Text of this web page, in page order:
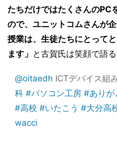
たちだけではたくさんのPC
ので、ユニットコムさんが
授業は、生徒たちにとって
ます」 と古賀氏は笑顔で語る
@oitaedh ICTデバイス組
科 #パソコン工房 #ありが
#高校 #いたこう #大分高
wacci